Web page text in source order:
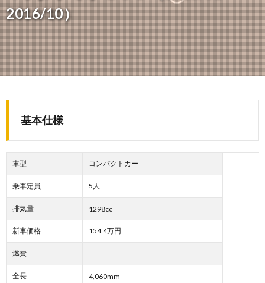
2016/10）
基本仕様
車型 コンパクトカー
乗車定員 5人
排気量 1298cc
新車価格 154.4万円
燃費
全長 4,060mm